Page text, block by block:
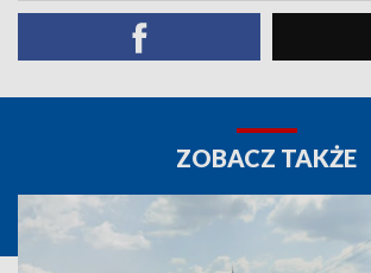
ZOBACZ TAKŻE